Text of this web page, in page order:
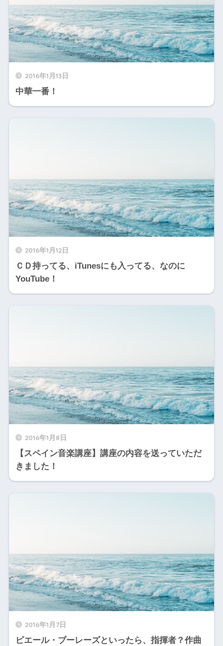
2016年1月13日
中華一番！
2016年1月12日
ＣＤ持ってる、iTunesにも入ってる、なのに
YouTube！
2016年1月8日
【スペイン音楽講座】講座の内容を送っていただ
きました！
2016年1月7日
ピエール・ブーレーズといったら、指揮者？作曲